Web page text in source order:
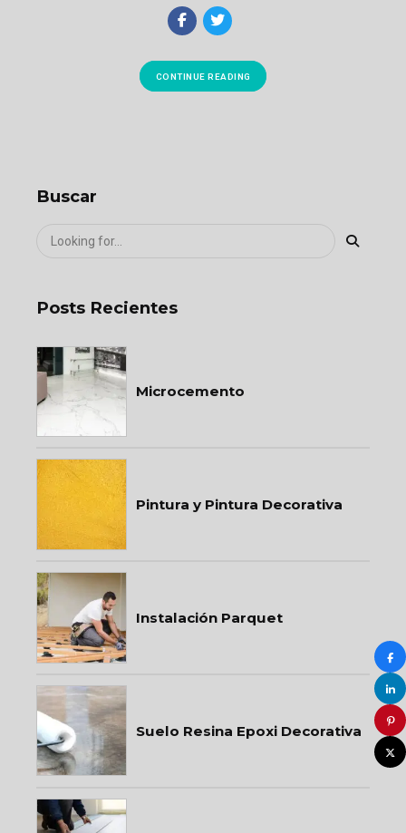
CONTINUE READING
Buscar
Posts Recientes
Microcemento
Pintura y Pintura Decorativa
Instalación Parquet
Suelo Resina Epoxi Decorativa